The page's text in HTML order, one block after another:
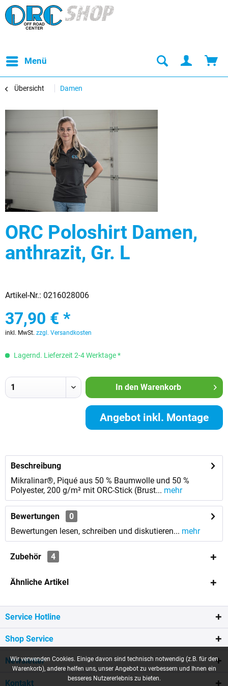
Menü
Übersicht Damen
ORC Poloshirt Damen,
anthrazit, Gr. L
Artikel-Nr.: 0216028006
37,90 € *
inkl. MwSt. zzgl. Versandkosten
Lagernd. Lieferzeit 2-4 Werktage *
In den Warenkorb
Angebot inkl. Montage
Beschreibung
Mikralinar®, Piqué aus 50 % Baumwolle und 50 %
Polyester, 200 g/m² mit ORC-Stick (Brust... mehr
Bewertungen
0
Bewertungen lesen, schreiben und diskutieren... mehr
Zubehör 4
Ähnliche Artikel
Service Hotline
Shop Service
Newsletter
Kontakt
Wir verwenden Cookies. Einige davon sind technisch notwendig (z.B. für den
Warenkorb), andere helfen uns, unser Angebot zu verbessern und Ihnen ein
besseres Nutzererlebnis zu bieten.